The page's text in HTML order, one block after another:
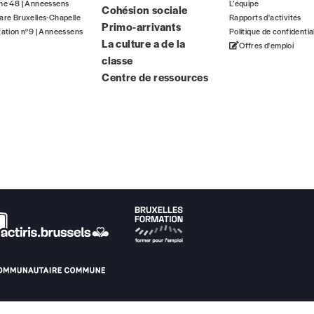
commandez au numéro.
papier ou numérique.
IBAN BE34 0010 7305 2190
moment, même après avoir reçu plusieurs numéros. Ce
Par numéro
48 | Anneessens
Bruxelles-Chapelle
n°9 | Anneessens
Cohésion sociale
Primo-arrivants
La culture a de la
classe
Centre de ressources
L’équipe
Rapports d'activités
Politique de
Offres d'emploi